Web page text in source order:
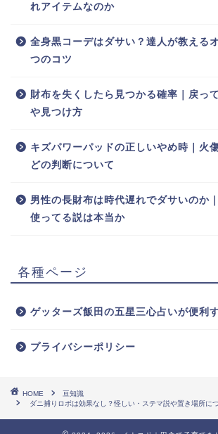
れアイテムなのか
全身黒コーデはダサい？達人が教える
つのコツ
財布を失くしたら見つかる確率｜戻っ
や見つけ方
キズパワーパッドの正しいやめ時｜火
どの判断について
男性の長財布は時代遅れでダサいのか
使ってる説は本当か
各種ページ
ゲッターズ飯田の五星三心占いが便利
プライバシーポリシー
HOME
豆知識
ダニ捕りロボは効果なし？怪しい・ステマ説や置き場所に